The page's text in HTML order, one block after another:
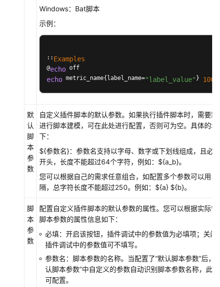
域）
（吉
隆
坡
区
域）
（吉
隆
坡
区
域）
Windows：Bat脚本
示例：
:: Examples
@echo
echo metric_name{label_name="label_value" } 100
默
认
脚
本
参
数
自定义插件脚本的默认参数。如果执行插件脚本时，需要
进行脚本建模，可在此处进行配置，否则可为空。具体的填
下：
${参数名}：参数名支持以字母、数字或下划线组成，且必
开头，长度不能超过64个字符，例如：${a_b}。
您可以根据自己的需求任意组合，如配置多个参数可以用以
隔，总字符长度不能超过250。例如：${a} ${b}。
脚
本
参
数
配置自定义插件脚本的默认参数的属性。您可以根据实际需
脚本参数的属性信息如下：
必填：开启该按钮，插件调试中的参数值为必填项；关闭
插件调试中的参数值可不填写。
参数名：脚本参数的名称。当配置了“默认脚本参数”后，
认脚本参数”中自定义的参数自动识别脚本参数名称，此
可配置。